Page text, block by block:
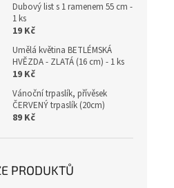
Dubový list s 1 ramenem 55 cm -
1 ks
19 Kč
Umělá květina BETLÉMSKÁ
HVĚZDA - ZLATÁ (16 cm) - 1 ks
19 Kč
Vánoční trpaslík, přívěsek
ČERVENÝ trpaslík (20cm)
89 Kč
PRODUKTŮ